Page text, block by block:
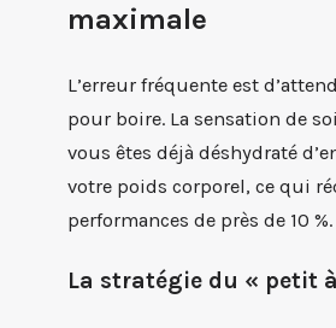
maximale
L’erreur fréquente est
pour boire. La sensation de
vous êtes déjà déshydraté
votre poids corporel, ce qui
performances de près de 10 %.
La stratégie du « petit